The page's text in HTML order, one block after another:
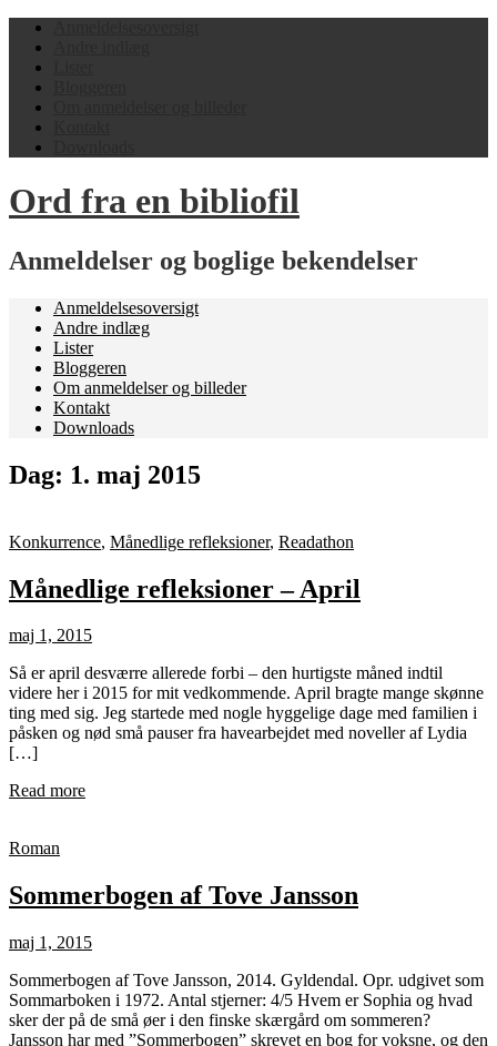
Ord fra en bibliofil
Anmeldelser og boglige bekendelser
Anmeldelsesoversigt
Andre indlæg
Lister
Bloggeren
Om anmeldelser og billeder
Kontakt
Downloads
Dag: 1. maj 2015
Konkurrence, Månedlige refleksioner, Readathon
Månedlige refleksioner – April
maj 1, 2015
Så er april desværre allerede forbi – den hurtigste måned indtil
videre her i 2015 for mit vedkommende. April bragte mange skønne
ting med sig. Jeg startede med nogle hyggelige dage med familien i
påsken og nød små pauser fra havearbejdet med noveller af Lydia
[…]
Read more
Roman
Sommerbogen af Tove Jansson
maj 1, 2015
Sommerbogen af Tove Jansson, 2014. Gyldendal. Opr. udgivet som
Sommarboken i 1972. Antal stjerner: 4/5 Hvem er Sophia og hvad
sker der på de små øer i den finske skærgård om sommeren?
Jansson har med ”Sommerbogen” skrevet en bog for voksne, og den